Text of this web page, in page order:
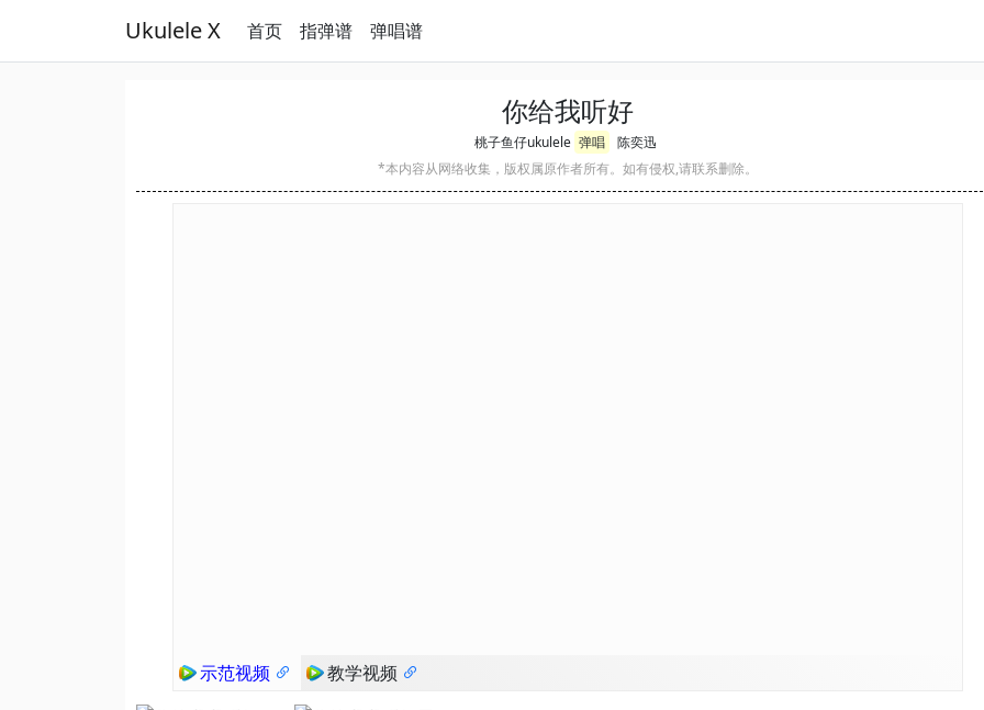
Ukulele X 首页 指弹谱 弹唱谱
你给我听好
桃子鱼仔ukulele 弹唱
陈奕迅
*本内容从网络收集，版权属原作者所有。如有侵权,请联系删除。
示范视频 教学视频